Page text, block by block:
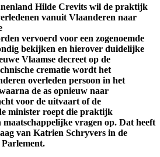
Hilde Crevits wil de praktijk
vanuit Vlaanderen naar
vervoerd voor een zogenoemde
bekijken en hierover duidelijke
Vlaamse decreet op de
crematie wordt het
overleden persoon in het
de as opnieuw naar
voor de uitvaart of de
minister roept die praktijk
vragen op. Dat heeft
van Katrien Schryvers in de
Parlement.